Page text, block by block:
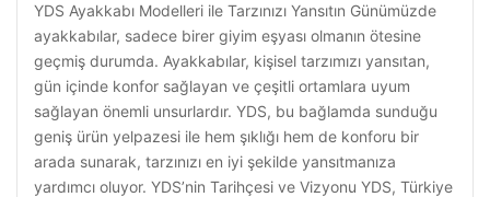
YDS Ayakkabı Modelleri ile Tarzınızı Yansıtın Günümüzde
ayakkabılar, sadece birer giyim eşyası olmanın ötesine
geçmiş durumda. Ayakkabılar, kişisel tarzımızı yansıtan,
gün içinde konfor sağlayan ve çeşitli ortamlara uyum
sağlayan önemli unsurlardır. YDS, bu bağlamda sunduğu
geniş ürün yelpazesi ile hem şıklığı hem de konforu bir
arada sunarak, tarzınızı en iyi şekilde yansıtmanıza
yardımcı oluyor. YDS’nin Tarihçesi ve Vizyonu YDS, Türkiye